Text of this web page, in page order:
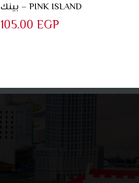
بينك آيلاند – PINK ISLAND
105.00 EGP